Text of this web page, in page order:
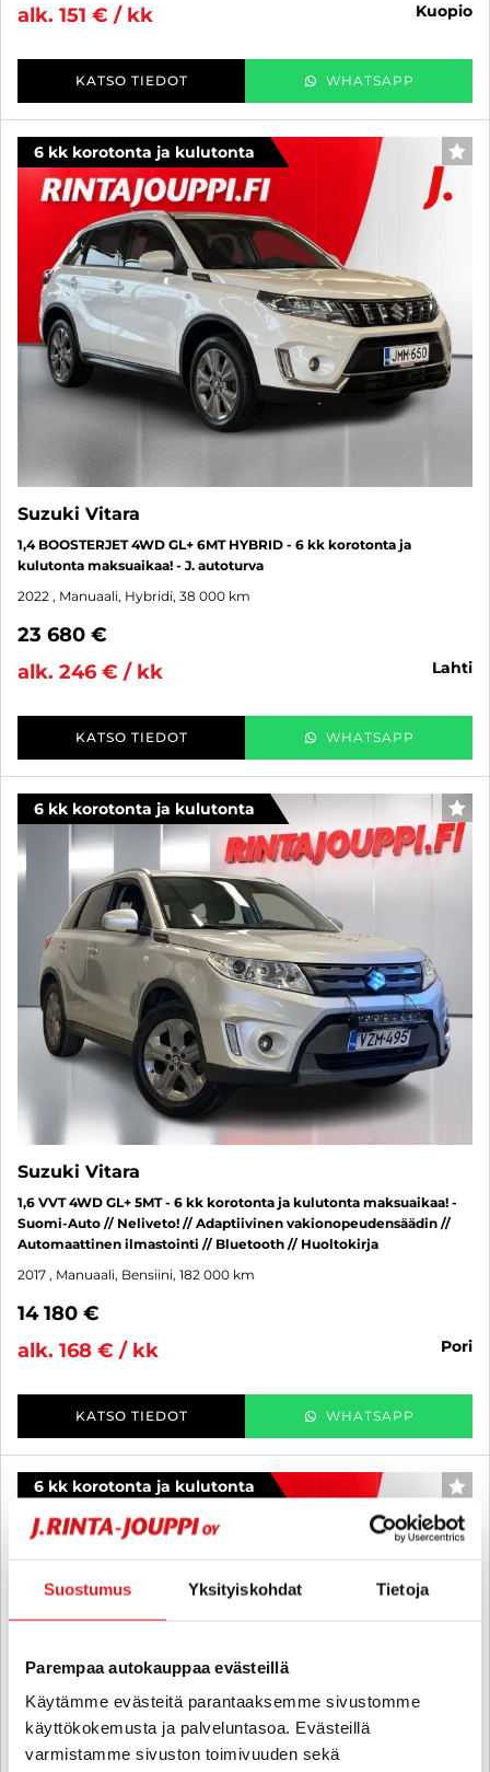
Suostumus Yksityiskohdat Tietoja
Parempaa autokauppaa evästeillä
Käytämme evästeitä parantaaksemme sivustomme
käyttökokemusta ja palveluntasoa. Evästeillä
varmistamme sivuston toimivuuden sekä
alk. 151 € / kk
kuopio
KATSO TIEDOT WHATSAPP
6 kk korotonta ja kulutonta
Suzuki Vitara
1,4 BOOSTERJET 4WD GL+ 6MT HYBRID - 6 kk korotonta ja
kulutonta maksuaikaa! - J. autoturva
2022 , Manuaali, Hybridi, 38 000 km
23 680 €
alk. 246 € / kk
lahti
KATSO TIEDOT WHATSAPP
6 kk korotonta ja kulutonta
Suzuki Vitara
1,6 VVT 4WD GL+ 5MT - 6 kk korotonta ja kulutonta maksuaikaa! -
Suomi-Auto // Neliveto! // Adaptiivinen vakionopeudensäädin //
Automaattinen ilmastointi // Bluetooth // Huoltokirja
2017 , Manuaali, Bensiini, 182 000 km
14 180 €
alk. 168 € / kk
pori
KATSO TIEDOT WHATSAPP
6 kk korotonta ja kulutonta